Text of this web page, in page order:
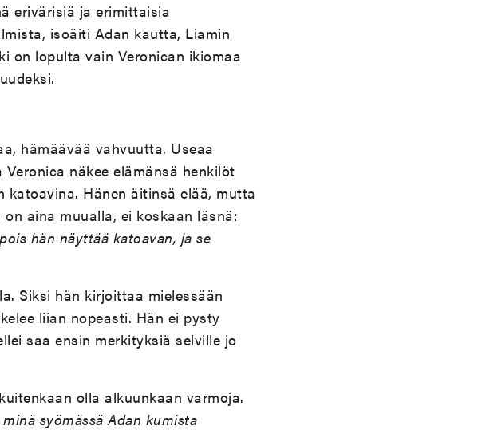
erivärisiä ja erimittaisia
isoäiti Adan kautta, Liamin
on lopulta vain Veronican ikiomaa
hämäävää vahvuutta. Useaa
näkee elämänsä henkilöt
Hänen äitinsä elää, mutta
aina muualla, ei koskaan läsnä:
hän näyttää katoavan, ja se
Siksi hän kirjoittaa mielessään
liian nopeasti. Hän ei pysty
saa ensin merkityksiä selville jo
olla alkuunkaan varmoja.
minä syömässä Adan kumista